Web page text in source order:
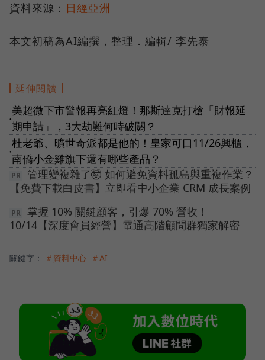
資料來源： 日經亞洲
本文初稿為AI編撰，整理．編輯/ 李先泰
延伸閱讀
●
美超微下市警報再亮紅燈！那斯達克打槍「財報延
期申請」，3大劫難何時破關？
●
杜老爺、曠世奇派都是他的！皇家可口11/26興櫃，
南僑小金雞旗下還有哪些產品？
管理變複雜了🤯 如何避免資料孤島與重複作業？
【免費下載白皮書】立即看中小企業 CRM 成長案例
掌握 10% 關鍵顧客，引爆 70% 營收！
10/14【深度會員經營】電通高階顧問群獨家解密
關鍵字： ＃資料中心 ＃AI